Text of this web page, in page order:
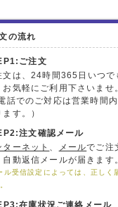
の流れ
ご注文
文は、24時間365日いつで
お気軽にご利用下さいませ。
話でのご対応は営業時間
ます。）
注文確認メール
ターネット 、 メールでご注
自動返信メールが届きます。
ル受信設定によっては、正しく
在庫状況ご連絡メール